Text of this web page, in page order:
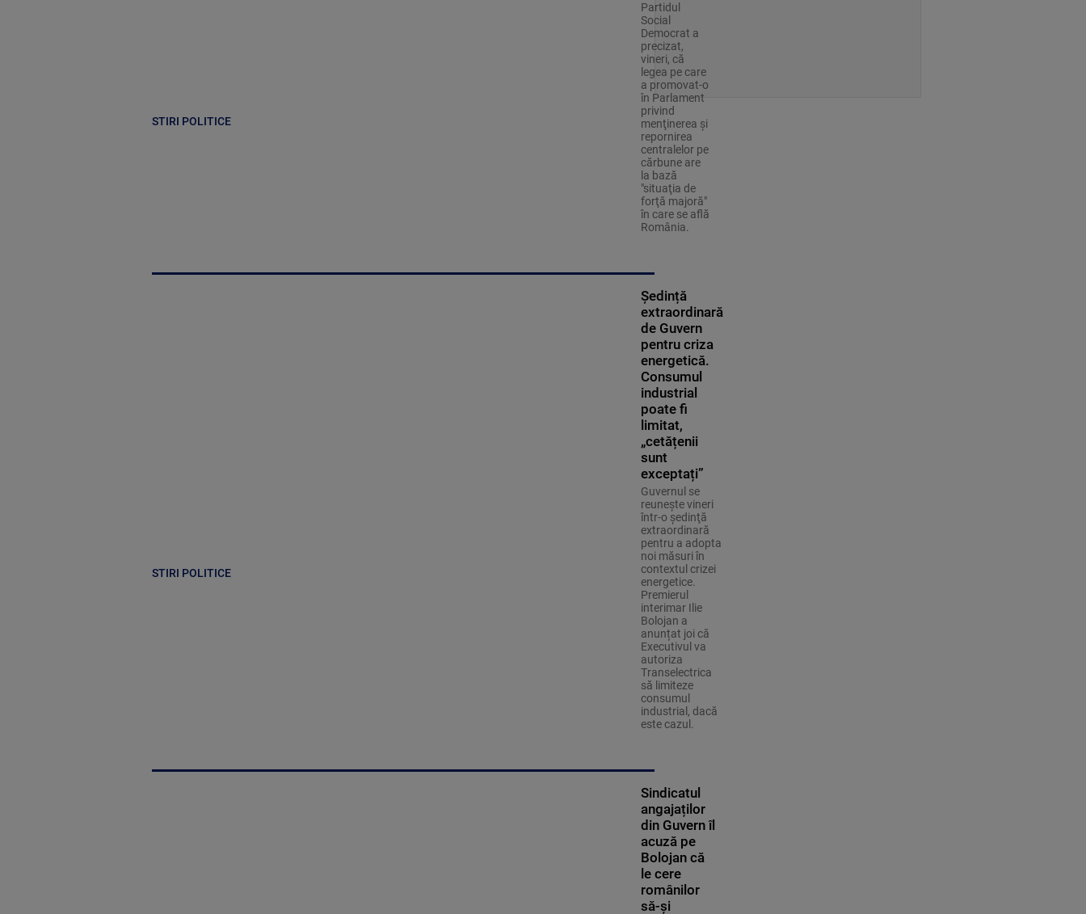
STIRI POLITICE
Partidul
Social
Democrat a
precizat,
vineri, că
legea pe care
a promovat-o
în Parlament
privind
menţinerea şi
repornirea
centralelor pe
cărbune are
la bază
"situaţia de
forţă majoră"
în care se află
România.
STIRI POLITICE
Ședință
extraordinară
de Guvern
pentru criza
energetică.
Consumul
industrial
poate fi
limitat,
„cetățenii
sunt
exceptați”
Guvernul se
reuneşte vineri
într-o şedinţă
extraordinară
pentru a adopta
noi măsuri în
contextul crizei
energetice.
Premierul
interimar Ilie
Bolojan a
anunțat joi că
Executivul va
autoriza
Transelectrica
să limiteze
consumul
industrial, dacă
este cazul.
Sindicatul
angajaților
din Guvern îl
acuză pe
Bolojan că
le cere
românilor
să-și